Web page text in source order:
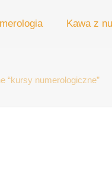
Kawa z
“kursy numerologiczne”